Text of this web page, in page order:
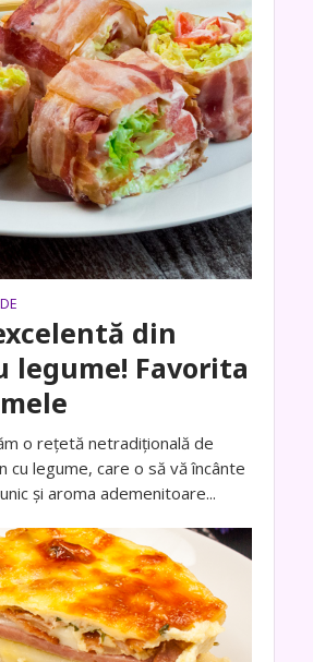
din
legume! Favorita
o rețetă netradițională de
cu legume, care o să vă încânte
și aroma ademenitoare...